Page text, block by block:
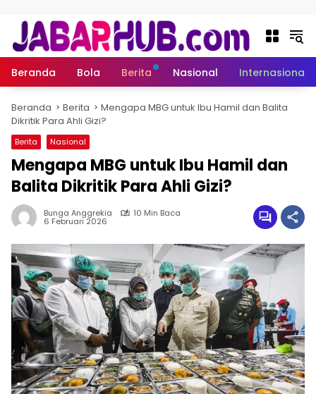
Beranda Bola Berita Nasional Internasional
Beranda Berita
Mengapa MBG untuk Ibu Hamil dan Balita
Dikritik Para Ahli Gizi?
Berita Nasional
Mengapa MBG untuk Ibu Hamil dan
Balita Dikritik Para Ahli Gizi?
Bunga Anggrekia 10 Min Baca
6 Februari 2026